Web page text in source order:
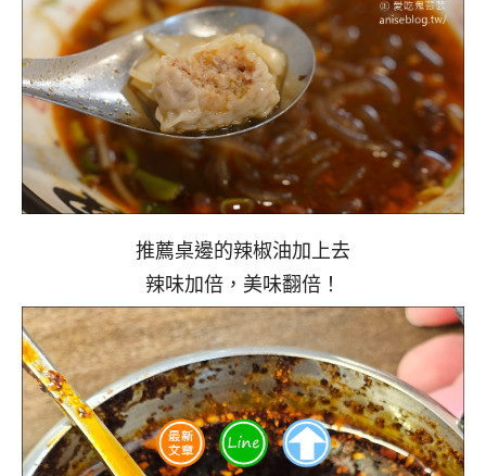
推薦桌邊的辣椒油加上去
辣味加倍，美味翻倍！